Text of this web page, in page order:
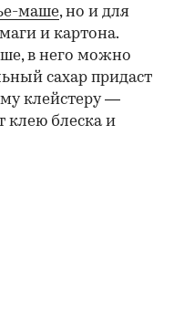
маше, но и для
и картона.
в него можно
сахар придаст
клейстеру —
клею блеска и